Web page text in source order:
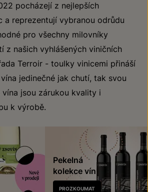
pocházejí z nejlepších
a reprezentují vybranou odrůdu
pro všechny milovníky
z našich vyhlášených viničních
Terroir - toulky vinicemi přináší
jedinečné jak chutí, tak svou
vína jsou zárukou kvality i
k výrobě.
Pekelná
kolekce vín
PROZKOUMAT